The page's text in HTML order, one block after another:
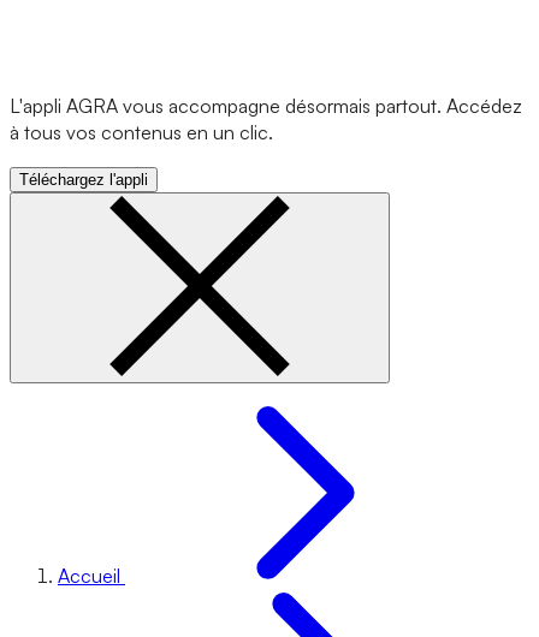
L'appli AGRA vous accompagne désormais partout. Accédez
à tous vos contenus en un clic.
Téléchargez l'appli
Accueil